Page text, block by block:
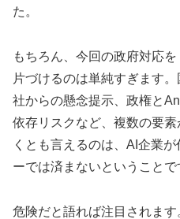
た。
もちろん、今回の政府対応
片づけるのは単純すぎます
社からの懸念提示、政権と
依存リスクなど、複数の要
くとも言えるのは、AI企業
ーでは済まないということで
危険だと語れば注目されま